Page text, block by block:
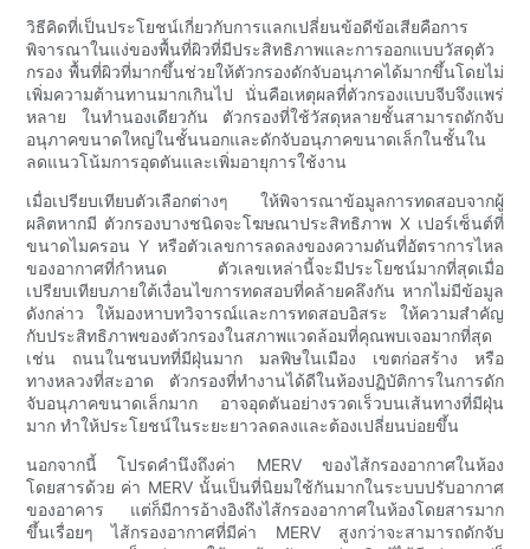
วิธีคิดที่เป็นประโยชน์เกี่ยวกับการแลกเปลี่ยนข้อดีข้อเสียคือการ
พิจารณาในแง่ของพื้นที่ผิวที่มีประสิทธิภาพและการออกแบบวัสดุตัว
กรอง พื้นที่ผิวที่มากขึ้นช่วยให้ตัวกรองดักจับอนุภาคได้มากขึ้นโดยไม่
เพิ่มความต้านทานมากเกินไป นั่นคือเหตุผลที่ตัวกรองแบบจีบจึงแพร่
หลาย ในทำนองเดียวกัน ตัวกรองที่ใช้วัสดุหลายชั้นสามารถดักจับ
อนุภาคขนาดใหญ่ในชั้นนอกและดักจับอนุภาคขนาดเล็กในชั้นใน
ลดแนวโน้มการอุดตันและเพิ่มอายุการใช้งาน
เมื่อเปรียบเทียบตัวเลือกต่างๆ ให้พิจารณาข้อมูลการทดสอบจากผู้
ผลิตหากมี ตัวกรองบางชนิดจะโฆษณาประสิทธิภาพ X เปอร์เซ็นต์ที่
ขนาดไมครอน Y หรือตัวเลขการลดลงของความดันที่อัตราการไหล
ของอากาศที่กำหนด ตัวเลขเหล่านี้จะมีประโยชน์มากที่สุดเมื่อ
เปรียบเทียบภายใต้เงื่อนไขการทดสอบที่คล้ายคลึงกัน หากไม่มีข้อมูล
ดังกล่าว ให้มองหาบทวิจารณ์และการทดสอบอิสระ ให้ความสำคัญ
กับประสิทธิภาพของตัวกรองในสภาพแวดล้อมที่คุณพบเจอมากที่สุด
เช่น ถนนในชนบทที่มีฝุ่นมาก มลพิษในเมือง เขตก่อสร้าง หรือ
ทางหลวงที่สะอาด ตัวกรองที่ทำงานได้ดีในห้องปฏิบัติการในการดัก
จับอนุภาคขนาดเล็กมาก อาจอุดตันอย่างรวดเร็วบนเส้นทางที่มีฝุ่น
มาก ทำให้ประโยชน์ในระยะยาวลดลงและต้องเปลี่ยนบ่อยขึ้น
นอกจากนี้ โปรดคำนึงถึงค่า MERV ของไส้กรองอากาศในห้อง
โดยสารด้วย ค่า MERV นั้นเป็นที่นิยมใช้กันมากในระบบปรับอากาศ
ของอาคาร แต่ก็มีการอ้างอิงถึงไส้กรองอากาศในห้องโดยสารมาก
ขึ้นเรื่อยๆ ไส้กรองอากาศที่มีค่า MERV สูงกว่าจะสามารถดักจับ